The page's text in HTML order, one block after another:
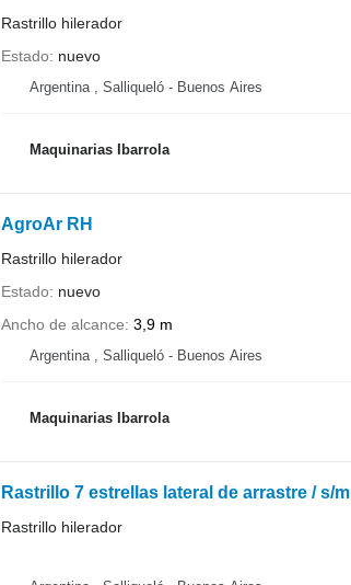
Rastrillo hilerador
Estado
nuevo
Argentina , Salliqueló - Buenos Aires
Maquinarias Ibarrola
AgroAr RH
Rastrillo hilerador
Estado
nuevo
Ancho de alcance 3,9 m
Argentina , Salliqueló - Buenos Aires
Maquinarias Ibarrola
Rastrillo 7 estrellas lateral de arrastre / s/m
Rastrillo hilerador